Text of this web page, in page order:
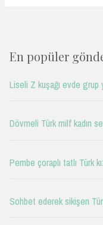
En popüler
Liseli Z kuşağı evde grup
Dövmeli Türk milf kadın
Pembe çoraplı tatlı Türk
Sohbet ederek sikişen